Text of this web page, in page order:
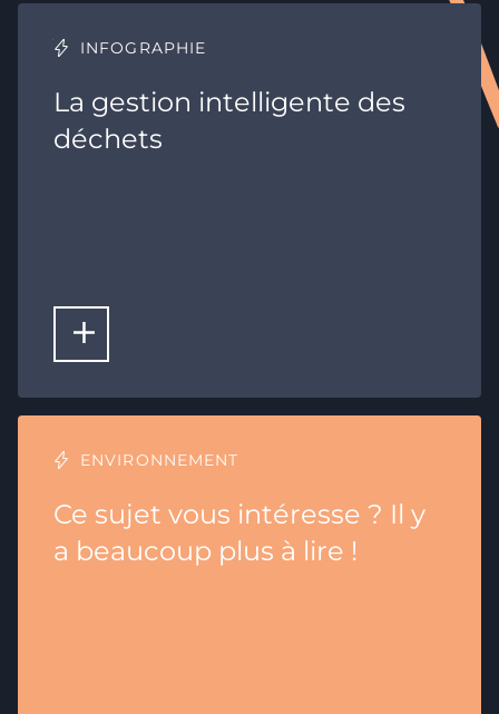
INFOGRAPHIE
La gestion intelligente des
déchets
LIRE LA SUITE
ENVIRONNEMENT
Ce sujet vous intéresse ? Il y
a beaucoup plus à lire !